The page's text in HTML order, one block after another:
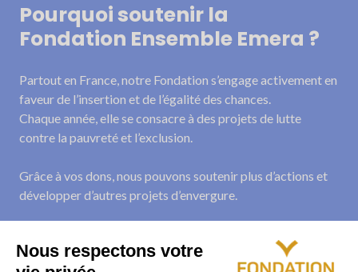
Pourquoi soutenir la
Fondation Ensemble Emera ?
Partout en France, notre Fondation s’engage activement en
faveur de l’insertion et de l’égalité des chances.
Chaque année, elle se consacre à des projets de lutte
contre la pauvreté et l’exclusion.
Grâce à vos dons, nous pouvons soutenir plus d’actions et
développer d’autres projets d’envergure.
personnes défavorisées tout en bénéficiant d’une